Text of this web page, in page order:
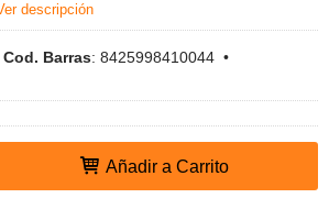
descripción
Cod. Barras: 8425998410044 •
Añadir a Carrito